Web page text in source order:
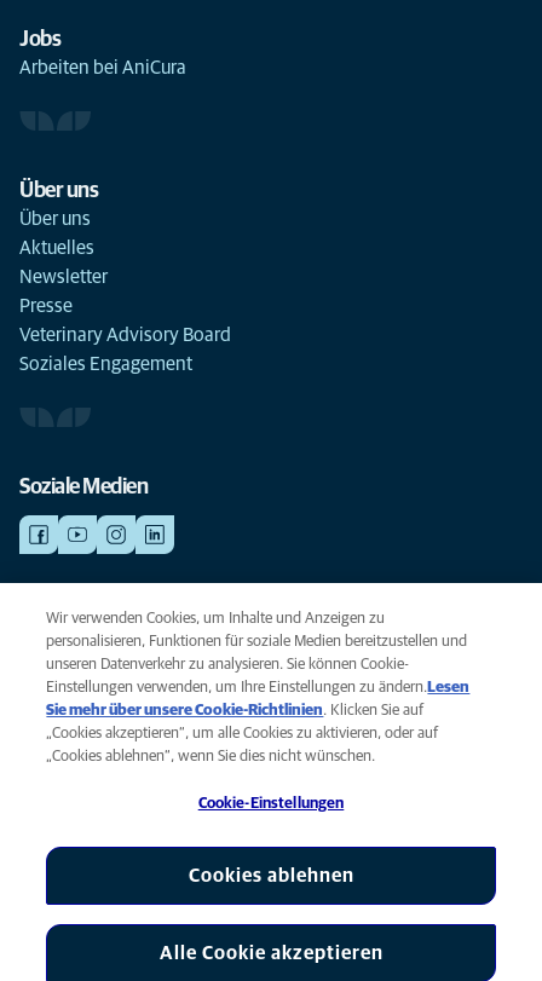
Jobs
Arbeiten bei AniCura
Über uns
Über uns
Aktuelles
Newsletter
Presse
Veterinary Advisory Board
Soziales Engagement
Soziale Medien
NOTDIENSTE
Finden Sie hier Standorte mit Notfall-Service. Weil Ihr Tier die beste
Versorgung verdient.
Privacy
Legal
AniCura ist eine Tochtergesellschaft von Mars, Inc © 2026
Cookie-Einstellungen
Wir verwenden Cookies, um Inhalte und Anzeigen zu
personalisieren, Funktionen für soziale Medien bereitzustellen und
unseren Datenverkehr zu analysieren. Sie können Cookie-
Einstellungen verwenden, um Ihre Einstellungen zu ändern. Lesen
Sie mehr über unsere Cookie-Richtlinien(opens in a new tab)
. Klicken Sie auf
„Cookies akzeptieren“, um alle Cookies zu aktivieren, oder auf
„Cookies ablehnen“, wenn Sie dies nicht wünschen.
Cookie-Einstellungen
Cookies ablehnen
Alle Cookie akzeptieren